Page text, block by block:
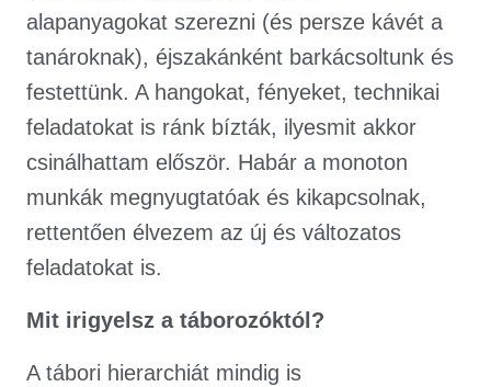
alapanyagokat szerezni (és persze kávét a
tanároknak), éjszakánként barkácsoltunk és
festettünk. A hangokat, fényeket, technikai
feladatokat is ránk bízták, ilyesmit akkor
csinálhattam először. Habár a monoton
munkák megnyugtatóak és kikapcsolnak,
rettentően élvezem az új és változatos
feladatokat is.
Mit irigyelsz a táborozóktól?
A tábori hierarchiát mindig is